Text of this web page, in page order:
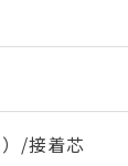
/接着芯